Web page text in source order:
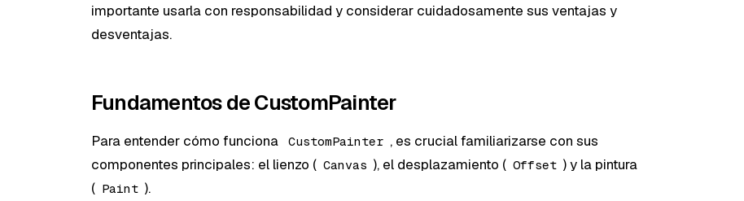
importante usarla con responsabilidad y considerar cuidadosamente sus ventajas y
desventajas.
Fundamentos de CustomPainter
Para entender cómo funciona CustomPainter , es crucial familiarizarse con sus
componentes principales: el lienzo ( Canvas ), el desplazamiento ( Offset ) y la pintura
( Paint ).